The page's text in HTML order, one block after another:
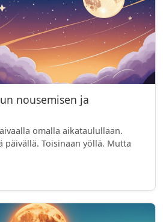
nousemisen ja
omalla aikataulullaan.
päivällä. Toisinaan yöllä. Mutta